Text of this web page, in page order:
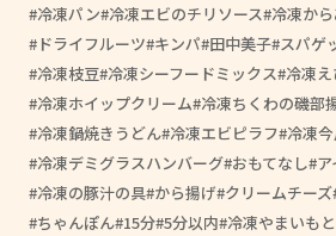
冷凍パン 冷凍エビのチリソース 冷凍か
ドライフルーツ キンパ 田中美子 スパゲ
冷凍枝豆 冷凍シーフードミックス 冷凍
冷凍ホイップクリーム 冷凍ちくわの磯部
冷凍鍋焼きうどん 冷凍エビピラフ 冷凍
冷凍デミグラスハンバーグ おもてなし
冷凍の豚汁の具 から揚げ クリームチーズ
ちゃんぽん 15分 5分以内 冷凍やまいも